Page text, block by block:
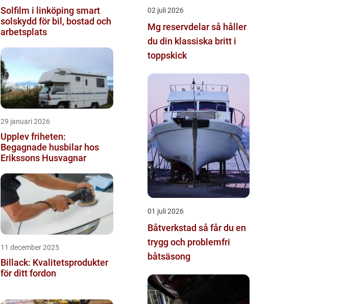
Solfilm i linköping smart
solskydd för bil, bostad och
arbetsplats
29 januari 2026
Upplev friheten:
Begagnade husbilar hos
Erikssons Husvagnar
11 december 2025
Billack: Kvalitetsprodukter
för ditt fordon
02 juli 2026
Mg reservdelar så håller
du din klassiska britt i
toppskick
01 juli 2026
Båtverkstad så får du en
trygg och problemfri
båtsäsong